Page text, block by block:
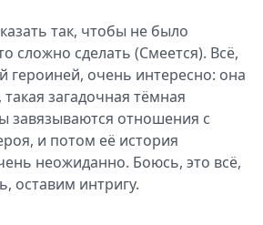
так, чтобы не было
сложно сделать (Смеется). Всё,
героиней, очень интересно: она
загадочная тёмная
завязываются отношения с
и потом её история
неожиданно. Боюсь, это всё,
оставим интригу.